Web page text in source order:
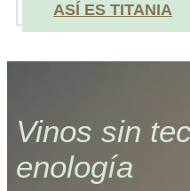
ASÍ ES TITANIA
Vinos sin
enología